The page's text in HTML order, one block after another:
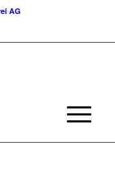
AG